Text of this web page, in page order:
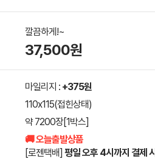
깔끔하게!~
37,500원
마일리지 : +375원
110x115(접힌상태)
약 7200장[1박스]
🚚 오늘출발상품
[로젠택배] 평일 오후 4시까지 결제 시